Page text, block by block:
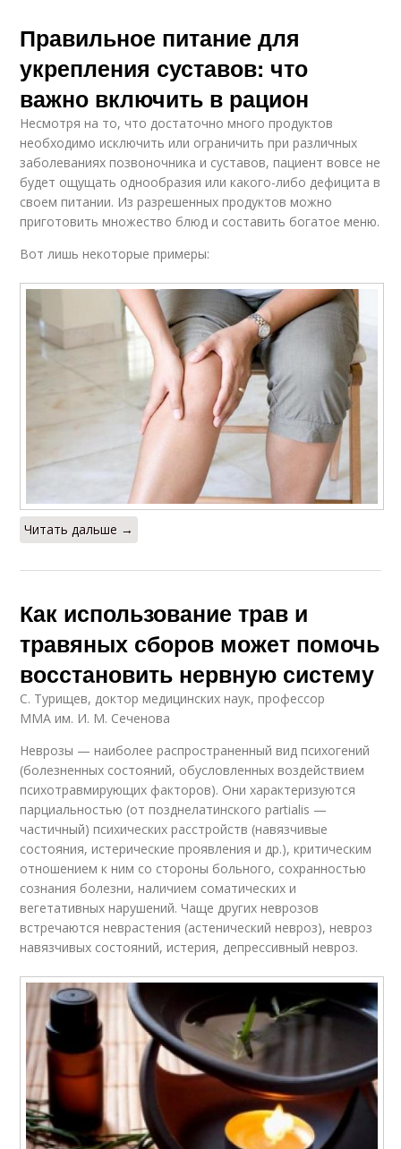
Правильное питание для
укрепления суставов: что
важно включить в рацион
Несмотря на то, что достаточно много продуктов
необходимо исключить или ограничить при различных
заболеваниях позвоночника и суставов, пациент вовсе не
будет ощущать однообразия или какого-либо дефицита в
своем питании. Из разрешенных продуктов можно
приготовить множество блюд и составить богатое меню.
Вот лишь некоторые примеры:
Читать дальше →
Как использование трав и
травяных сборов может помочь
восстановить нервную систему
С. Турищев, доктор медицинских наук, профессор
ММА им. И. М. Сеченова
Неврозы — наиболее распространенный вид психогений
(болезненных состояний, обусловленных воздействием
психотравмирующих факторов). Они характеризуются
парциальностью (от позднелатинского partialis —
частичный) психических расстройств (навязчивые
состояния, истерические проявления и др.), критическим
отношением к ним со стороны больного, сохранностью
сознания болезни, наличием соматических и
вегетативных нарушений. Чаще других неврозов
встречаются неврастения (астенический невроз), невроз
навязчивых состояний, истерия, депрессивный невроз.